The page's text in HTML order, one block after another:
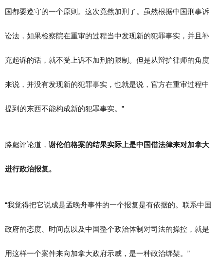
国都要遵守的一个原则。这次竟然加刑了。虽然根据中国刑事诉
讼法，如果检察院在重审的过程当中发现新的犯罪事实，并且补
充起诉的话，就不受上诉不加刑的限制。但是从辩护律师的角度
来说，并没有发现新的犯罪事实，也就是说，官方在重审过程中
提到的东西不能构成新的犯罪事实。”
滕彪评论道， 谢伦伯格案的结果实际上是中国借法律来对加拿大
进行政治报复。
“我觉得把它说成是孟晚舟事件的一个报复是有依据的。联系中国
政府的态度、时间点以及中国整个政治体制对司法的操控，就是
用这样一个案件来向加拿大政府示威，是一种政治绑架。”